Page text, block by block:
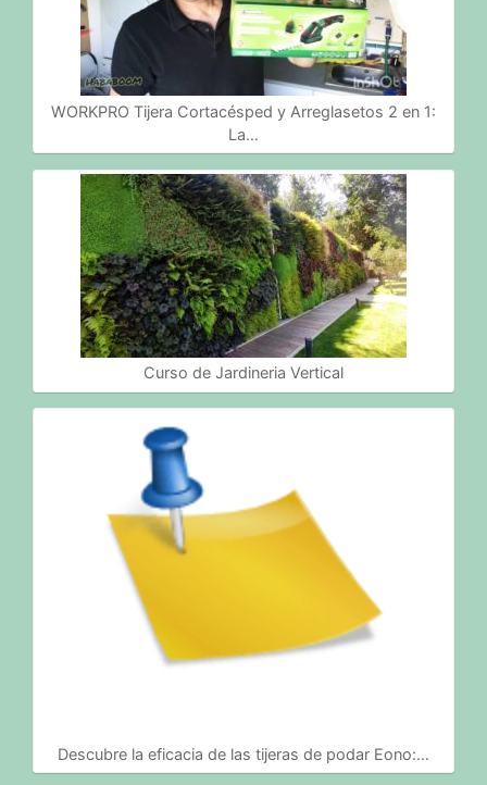
WORKPRO Tijera Cortacésped y Arreglasetos 2 en 1:
La…
Curso de Jardineria Vertical
Descubre la eficacia de las tijeras de podar Eono:…